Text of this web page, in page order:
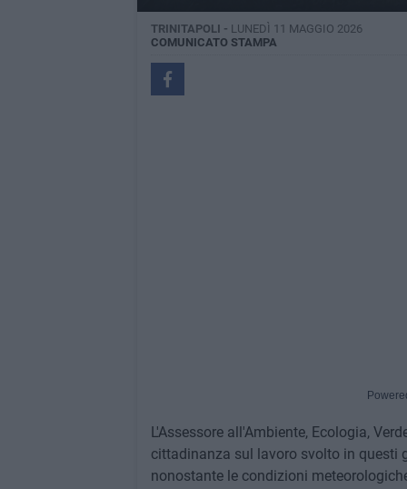
TRINITAPOLI - LUNEDÌ 11 MAGGIO 2026
COMUNICATO STAMPA
L'Assessore all'Ambiente, Ecologia,
cittadinanza sul lavoro svolto in questi
nonostante le condizioni